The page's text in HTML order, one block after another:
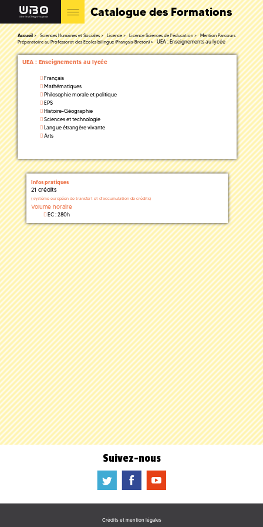
Catalogue des Formations
Accueil Sciences Humaines et Sociales Licence Licence Sciences de l'éducation
Mention Parcours
Préparatoire au Professorat des Ecoles bilingue (Français-Breton)
UEA : Enseignements au lycée
UEA : Enseignements au lycée
Français
Mathématiques
Philosophie morale et politique
EPS
Histoire-Géographie
Sciences et technologie
Langue étrangère vivante
Arts
Infos pratiques
21 crédits
( système européen de transfert et d'accumulation de crédits)
Volume horaire
EC : 280h
Suivez-nous
a b f
Crédits et mention légales